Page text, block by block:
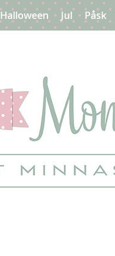
Halloween Jul Påsk